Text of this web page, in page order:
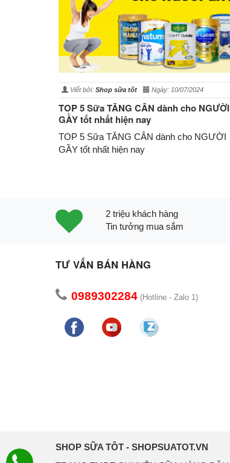
Viết bởi: Shop sữa tốt Ngày: 10/07/2024
TOP 5 Sữa TĂNG CÂN dành cho NGƯỜI
GẦY tốt nhất hiện nay
TOP 5 Sữa TĂNG CÂN dành cho NGƯỜI
GẦY tốt nhất hiện nay
2 triệu khách hàng
Tin tưởng mua sắm
TƯ VẤN BÁN HÀNG
0989302284 (Hotline - Zalo 1)
SHOP SỮA TÔT - SHOPSUATOT.VN